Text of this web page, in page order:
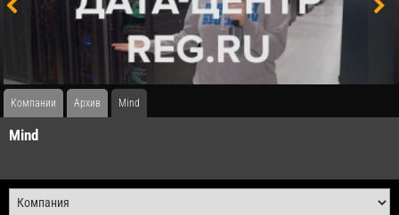
Компании Архив Mind
Mind